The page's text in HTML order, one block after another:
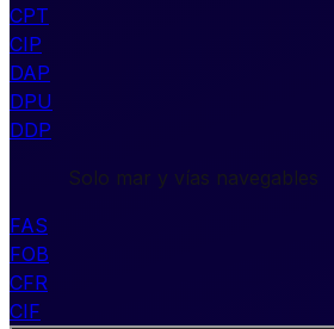
CPT
CIP
DAP
DPU
DDP
Solo mar y vías navegables
FAS
FOB
CFR
CIF